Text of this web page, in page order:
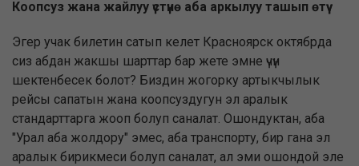
Коопсуз жана жайлуу үстүнө аба аркылуу ташып өтүү
Эгер учак билетин сатып келет Красноярск октябрда
сиз абдан жакшы шарттар бар жете эмне үчүн
шектенбесек болот? Биздин жогорку артыкчылык
рейсы сапатын жана коопсуздугун эл аралык
стандарттарга жооп болуп саналат. Ошондуктан, аба
"Урал аба жолдору" эмес, аба транспорту, бир гана эл
аралык бирикмеси болуп саналат, ал эми ошондой эле